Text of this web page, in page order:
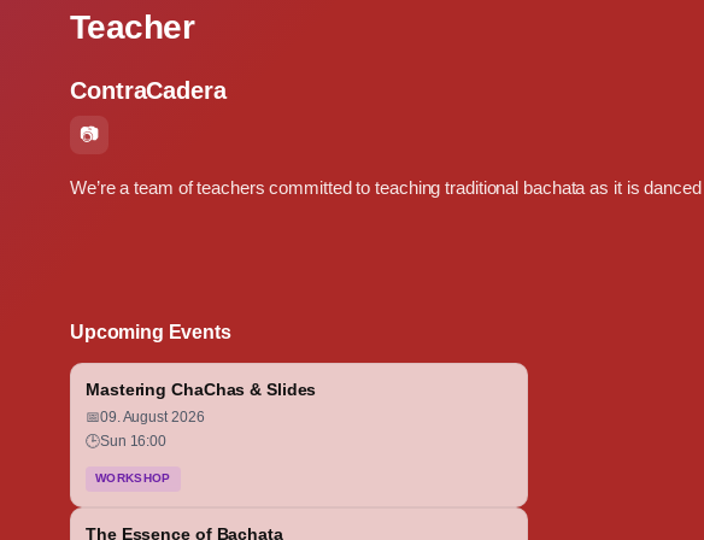
Teacher
ContraCadera
📷
We’re a team of teachers committed to teaching traditional bachata as it is
Upcoming Events
Mastering ChaChas & Slides
📅09. August 2026
🕒Sun 16:00
WORKSHOP
The Essence of Bachata